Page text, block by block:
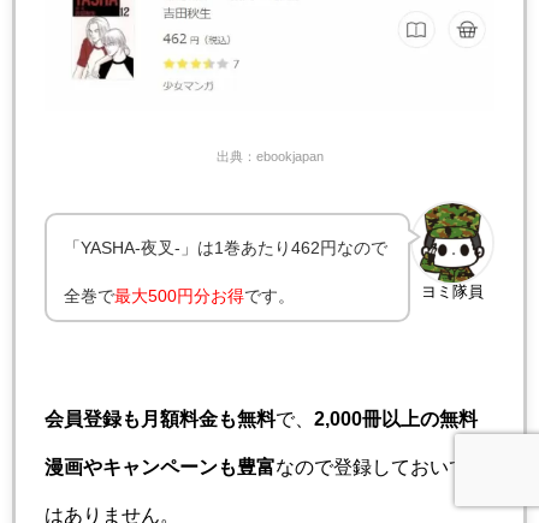
出典：ebookjapan
ヨミ隊員
「YASHA-夜叉-」は1巻あたり462円なので
全巻で最大500円分お得です。
会員登録も月額料金も無料で、 2,000冊以上の無料
漫画やキャンペーンも豊富なので登録しておいて損
はありません。